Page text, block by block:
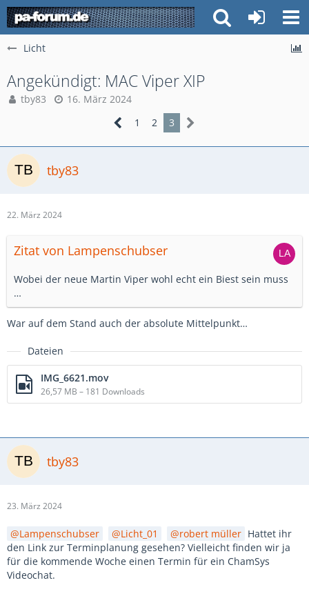
Licht
Angekündigt: MAC Viper XIP
tby83
16. März 2024
1
2 3
tby83
22. März 2024
Zitat von Lampenschubser
Wobei der neue Martin Viper wohl echt ein Biest sein muss
…
War auf dem Stand auch der absolute Mittelpunkt…
Dateien
IMG_6621.mov
26,57 MB – 181 Downloads
tby83
23. März 2024
Lampenschubser Licht_01 robert müller Hattet ihr
den Link zur Terminplanung gesehen? Vielleicht finden wir ja
für die kommende Woche einen Termin für ein ChamSys
Videochat.